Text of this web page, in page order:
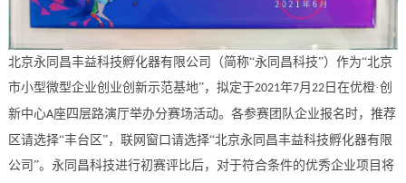
北京永同昌丰益科技孵化器有限公司（简称“永同昌科技”）作为“北京
市小型微型企业创业创新示范基地”，拟定于2021年7月 22日在优橙·创
新中心A座四层路演厅举办分赛场活动。各参赛团队企业报名时，推荐
区请选择“丰台区”，联网窗口请选择“北京永同昌丰益科技孵化器有限
公司 ”。永同昌科技进行初赛评比后，对于符合条件的优秀企业项目将